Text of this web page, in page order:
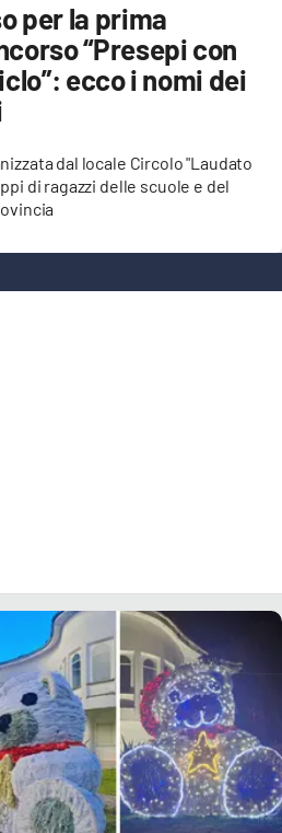
per la prima
“Presepi con
ecco i nomi dei
dal locale Circolo "Laudato
di ragazzi delle scuole e del